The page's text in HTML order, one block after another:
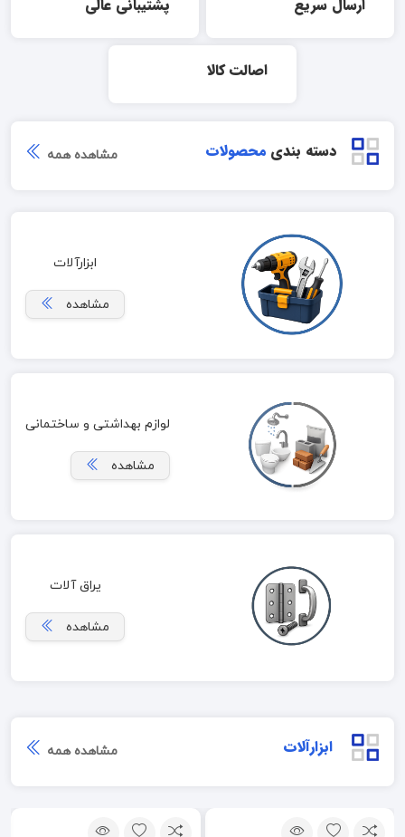
ارسال سریع پشتیبانی عالی
اصالت کالا
دسته بندی محصولات مشاهده همه
ابزارآلات
مشاهده
لوازم بهداشتی و ساختمانی
مشاهده
یراق آلات
مشاهده
ابزارآلات مشاهده همه